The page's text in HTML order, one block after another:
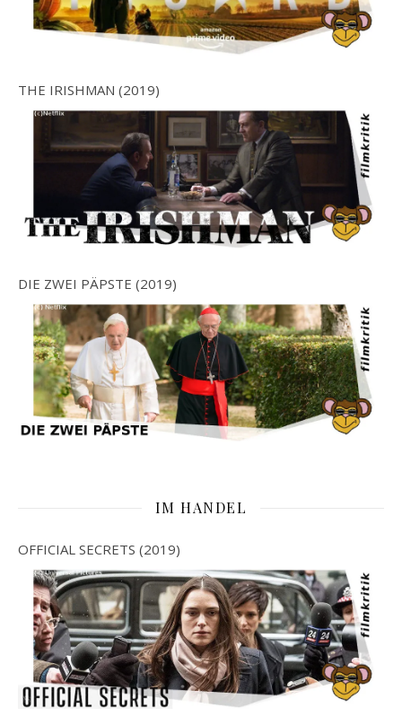
THE IRISHMAN (2019)
DIE ZWEI PÄPSTE (2019)
IM HANDEL
OFFICIAL SECRETS (2019)